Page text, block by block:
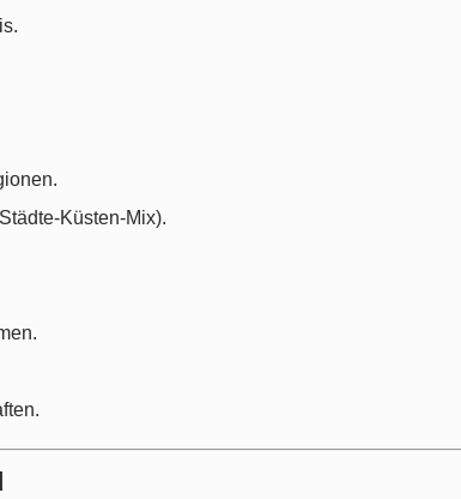
Küsten-Mix).